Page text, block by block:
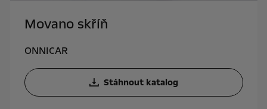
Movano skříň
ONNICAR
Stáhnout katalog